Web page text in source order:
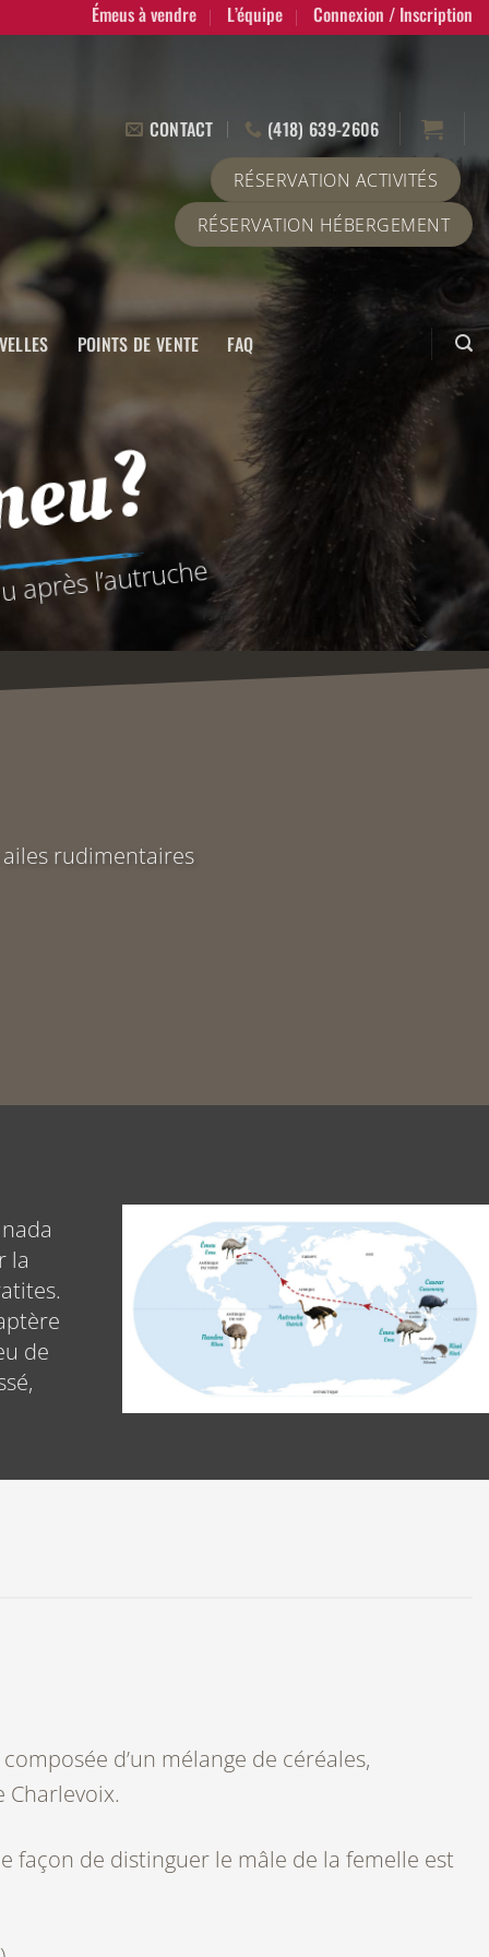
Émeus à vendre L’équipe Connexion / Inscription
CONTACT (418) 639-2606
RÉSERVATION ACTIVITÉS
RÉSERVATION HÉBERGEMENT
POINTS DE VENTE FAQ
l’autruche
rudimentaires
la
de
d’un mélange de céréales,
façon de distinguer le mâle de la femelle est